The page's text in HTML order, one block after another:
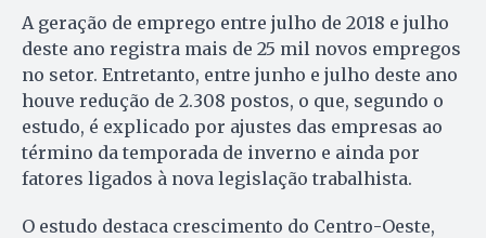
A geração de emprego entre julho de 2018 e julho
deste ano registra mais de 25 mil novos empregos
no setor. Entretanto, entre junho e julho deste ano
houve redução de 2.308 postos, o que, segundo o
estudo, é explicado por ajustes das empresas ao
término da temporada de inverno e ainda por
fatores ligados à nova legislação trabalhista.
O estudo destaca crescimento do Centro-Oeste,